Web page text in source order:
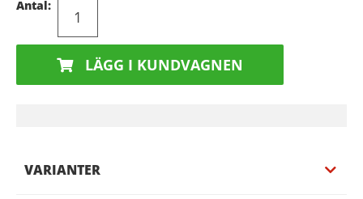
Antal:
LÄGG I KUNDVAGNEN
VARIANTER